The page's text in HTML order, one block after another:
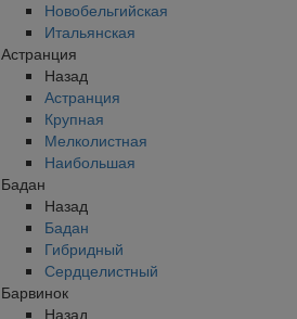
Новобельгийская
Итальянская
Астранция
Назад
Астранция
Крупная
Мелколистная
Наибольшая
Бадан
Назад
Бадан
Гибридный
Сердцелистный
Барвинок
Назад